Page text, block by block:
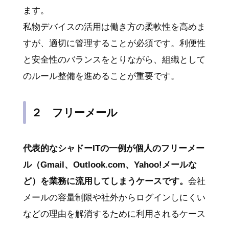
ます。
私物デバイスの活用は働き方の柔軟性を高めま
すが、適切に管理することが必須です。利便性
と安全性のバランスをとりながら、組織として
のルール整備を進めることが重要です。
２ フリーメール
代表的なシャドーITの一例が個人のフリーメー
ル（Gmail、Outlook.com、Yahoo!メールな
ど）を業務に流用してしまうケースです。 会社
メールの容量制限や社外からログインしにくい
などの理由を解消するために利用されるケース